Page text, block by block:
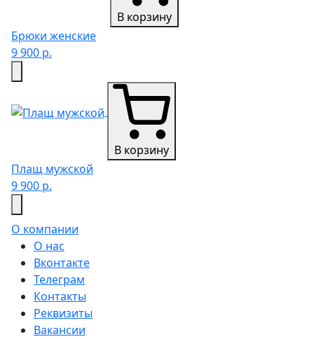
В корзину
Брюки женские
9 900 р.
В корзину
Плащ мужской
9 900 р.
О компании
О нас
Вконтакте
Телеграм
Контакты
Реквизиты
Вакансии